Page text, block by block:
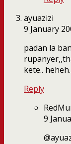
ayuazizi
9 January
padan la
kete..
Reply
9